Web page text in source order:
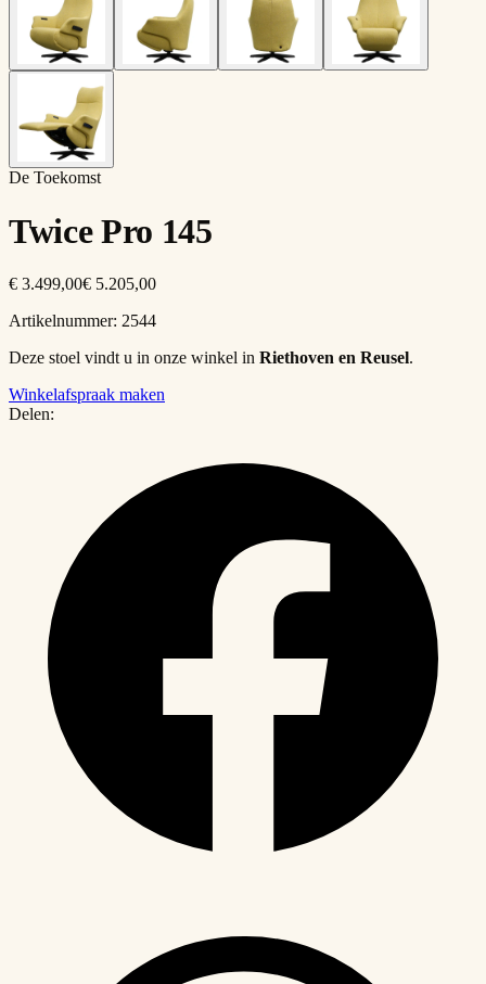
De Toekomst
Twice Pro 145
€ 3.499,00€ 5.205,00
Artikelnummer: 2544
Deze stoel vindt u in onze winkel in Riethoven en Reusel.
Winkelafspraak maken
Delen: